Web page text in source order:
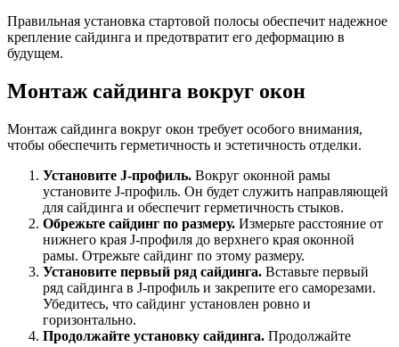
Правильная установка стартовой полосы обеспечит надежное
крепление сайдинга и предотвратит его деформацию в
будущем.
Монтаж сайдинга вокруг окон
Монтаж сайдинга вокруг окон требует особого внимания,
чтобы обеспечить герметичность и эстетичность отделки.
Установите J-профиль. Вокруг оконной рамы
установите J-профиль. Он будет служить направляющей
для сайдинга и обеспечит герметичность стыков.
Обрежьте сайдинг по размеру. Измерьте расстояние от
нижнего края J-профиля до верхнего края оконной
рамы. Отрежьте сайдинг по этому размеру.
Установите первый ряд сайдинга. Вставьте первый
ряд сайдинга в J-профиль и закрепите его саморезами.
Убедитесь, что сайдинг установлен ровно и
горизонтально.
Продолжайте установку сайдинга. Продолжайте